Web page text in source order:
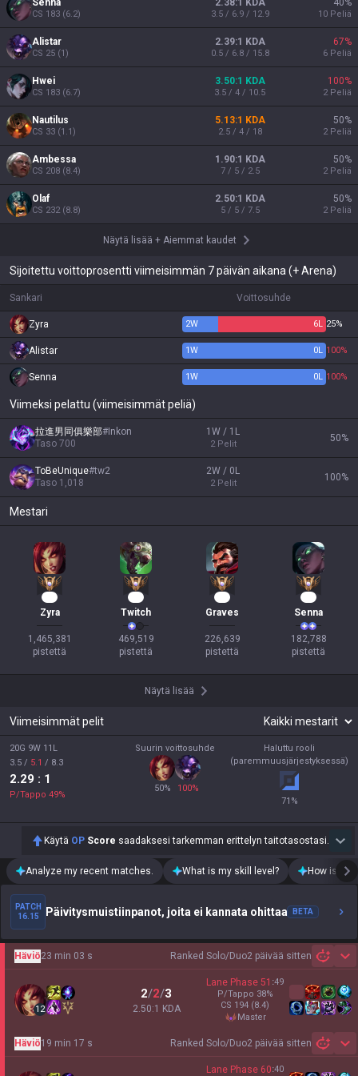
Senna
CS 183 (6.2)
2.38:1 KDA
3.5 / 6.9 / 12.9
40%
10 Peliä
Alistar
CS 25 (1)
2.39:1 KDA
0.5 / 6.8 / 15.8
67%
6 Peliä
Hwei
CS 183 (6.7)
3.50:1 KDA
3.5 / 4 / 10.5
100%
2 Peliä
Nautilus
CS 33 (1.1)
5.13:1 KDA
2.5 / 4 / 18
50%
2 Peliä
Ambessa
CS 208 (8.4)
1.90:1 KDA
7 / 5 / 2.5
50%
2 Peliä
Olaf
CS 232(8.8)
2.50:1 KDA
5 / 5 / 7.5
50%
2 Peliä
Näytä lisää + Aiemmat kaudet
Sijoitettu voittoprosentti viimeisimmän 7 päivän aikana (+ Arena)
Sankari Voittosuhde
Zyra 2W 6L 25%
Alistar 1W 0L 100%
Senna 1W 0L 100%
Viimeksi pelattu (viimeisimmät peliä)
拉進男同俱樂部# Inkon
Taso 700
1W / 1L
2 Pelit
50%
ToBeUnique#tw2
Taso 1,018
2W / 0L
2 Pelit
100%
Mestari
Zyra
1,465,381
pistettä
Twitch
469,519
pistettä
Graves
226,639
pistettä
Senna
182,788
pistettä
Näytä lisää
Viimeisimmät pelit
20G 9W 11L
3.5 / 5.1 / 8.3
2.29 : 1
P/Tappo 49%
Suurin voittosuhde
50% 100%
Haluttu rooli
(paremmuusjärjestyksessä)
71 %
Käytä OP Score saadaksesi tarkemman erittelyn taitotasostasi.
Analyze my recent matches. What is my skill level? How is my
PATCH
16.15
Päivitysmuistiinpanot, joita ei kannata ohittaa BETA
Ranked Solo/Duo2 päivää sitten
Häviö23 min 03 s
12
2/2/3
2.50:1 KDA
Lane Phase 51 :49
P/Tappo 38%
CS 194 (8.4)
master
Ranked Solo/Duo2 päivää sitten
Häviö19 min 17 s
Lane Phase 60:40